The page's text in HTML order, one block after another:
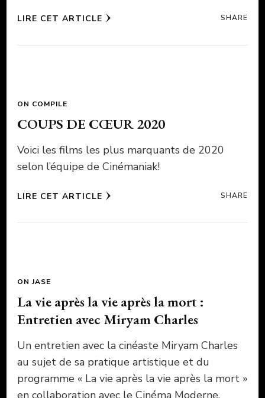
LIRE CET ARTICLE SHARE
ON COMPILE
COUPS DE CŒUR 2020
Voici les films les plus marquants de 2020
selon l’équipe de Cinémaniak!
LIRE CET ARTICLE SHARE
ON JASE
La vie après la vie après la mort :
Entretien avec Miryam Charles
Un entretien avec la cinéaste Miryam Charles
au sujet de sa pratique artistique et du
programme « La vie après la vie après la mort »
en collaboration avec le Cinéma Moderne.